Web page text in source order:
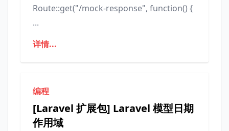
Route::get("/mock-response", function() {
...
详情...
编程
[Laravel 扩展包] Laravel 模型日期
作用域